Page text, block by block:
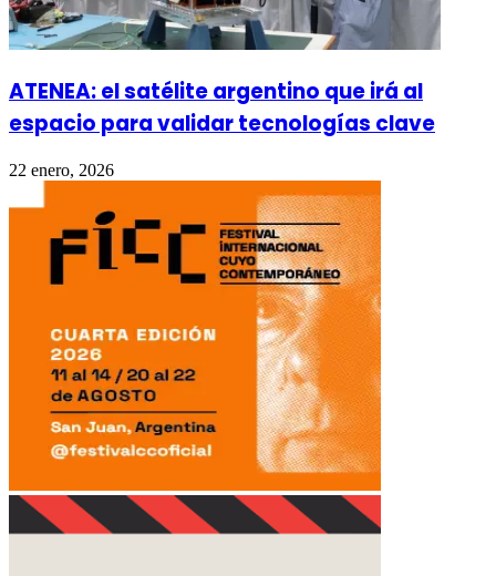
ATENEA: el satélite argentino que irá al
espacio para validar tecnologías clave
22 enero, 2026